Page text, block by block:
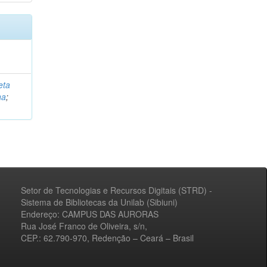
;
Setor de Tecnologias e Recursos Digitais (STRD) -
Sistema de Bibliotecas da Unilab (Sibiuni)
Endereço: CAMPUS DAS AURORAS
Rua José Franco de Oliveira, s/n,
CEP.: 62.790-970, Redenção – Ceará – Brasil